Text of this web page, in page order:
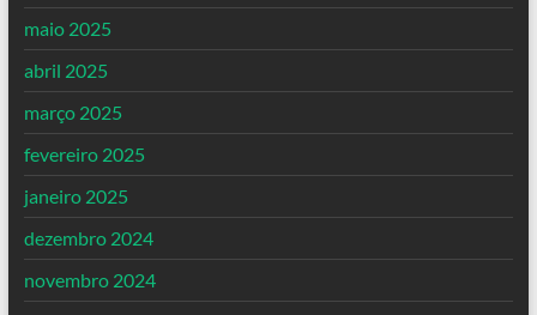
maio 2025
abril 2025
março 2025
fevereiro 2025
janeiro 2025
dezembro 2024
novembro 2024